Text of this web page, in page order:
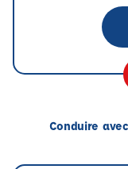
Conduire